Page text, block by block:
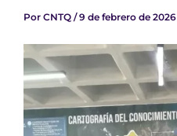
Por CNTQ /9 de febrero de 2026